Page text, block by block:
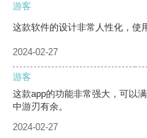
游客
这款软件的设计非常人性化，使
2024-02-27
游客
这款app的功能非常强大，可以
中游刃有余。
2024-02-27